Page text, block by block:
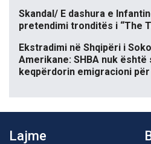
Skandal/ E dashura e
pretendimi tronditës i “The
Ekstradimi në Shqipëri i
Amerikane: SHBA nuk
keqpërdorin emigracioni
Lajme